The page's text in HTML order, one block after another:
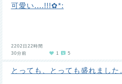
可愛い....!!!✿*:
2202日22時間
30分前
1 5
とっても、とっても盛れました